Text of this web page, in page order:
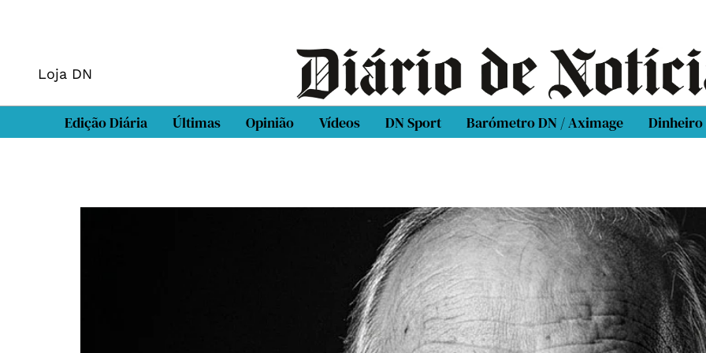
Loja DN
Edição Diária Últimas Opinião Vídeos DN Sport Barómetro DN / Aximage Dinheiro